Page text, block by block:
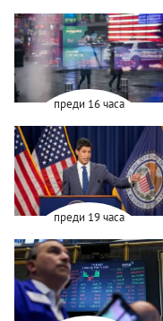
преди 16 часа
преди 19 часа